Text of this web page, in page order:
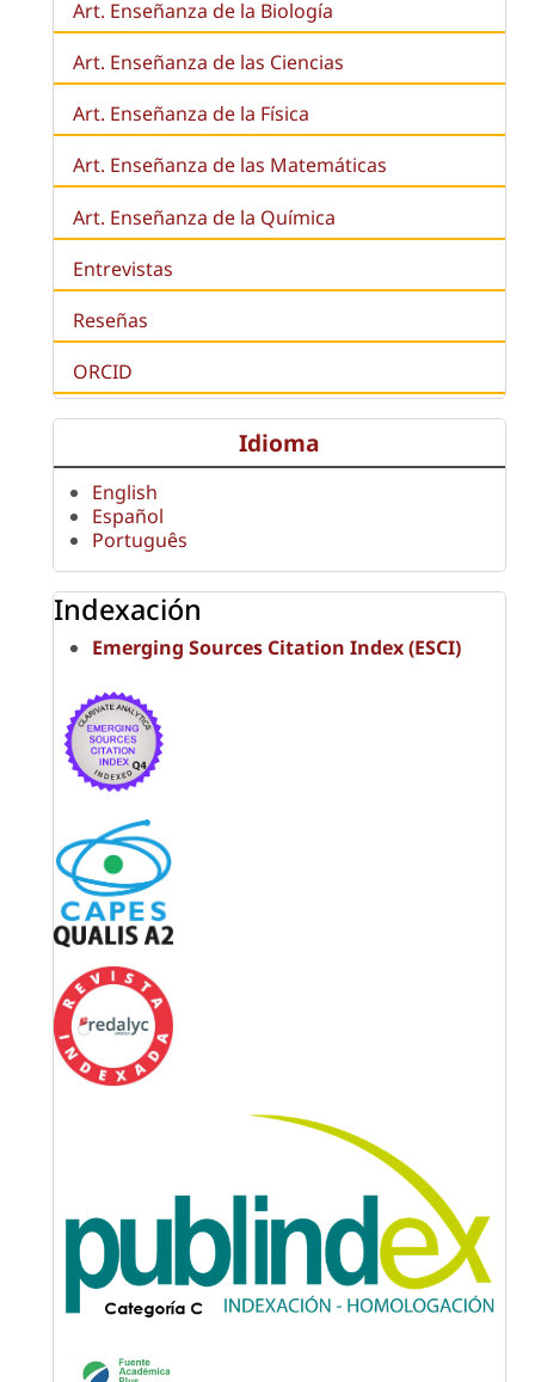
Art. Enseñanza de la Biología
Art. Enseñanza de las Ciencias
Art. Enseñanza de la Física
Art. Enseñanza de las Matemáticas
Art. Enseñanza de la Química
Entrevistas
Reseñas
ORCID
Idioma
English
Español
Português
Indexación
Emerging Sources Citation Index (ESCI)